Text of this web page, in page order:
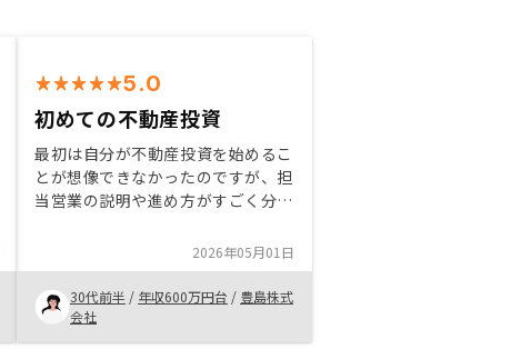
5.0
初めての不動産投資
最初は自分が不動産投資を始めるこ
とが想像できなかったのですが、担
当営業の説明や進め方がすごく分か
人になら任せられると思い、「早く
始めたい！」という思いでスタート
できたのがとても良かったです！
2026年05月01日
30代前半 / 年収600万円台 / 豊島株式
会社